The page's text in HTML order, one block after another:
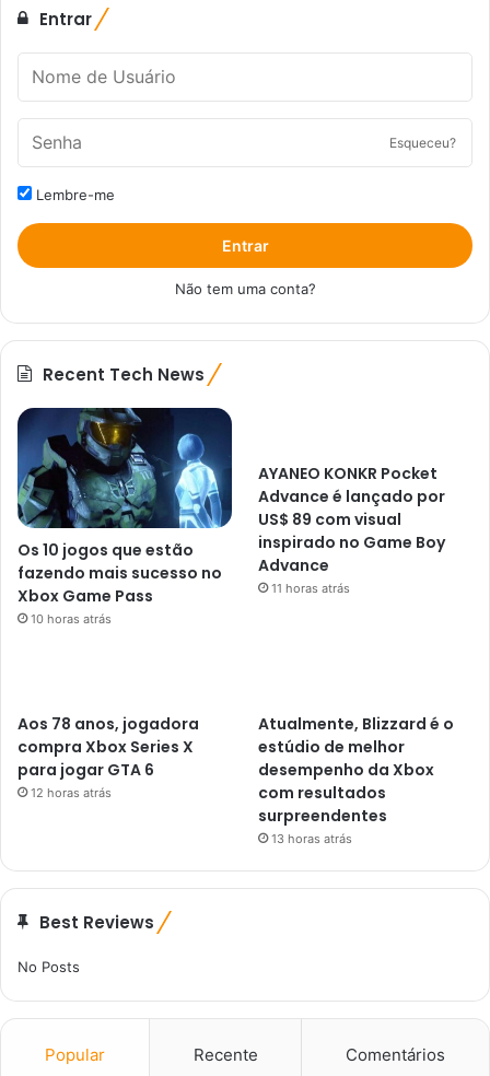
Entrar
Esqueceu?
Lembre-me
Entrar
Não tem uma conta?
Recent Tech News
Os 10 jogos que estão
fazendo mais sucesso no
Xbox Game Pass
10 horas atrás
AYANEO KONKR Pocket
Advance é lançado por
US$ 89 com visual
inspirado no Game Boy
Advance
11 horas atrás
Aos 78 anos, jogadora
compra Xbox Series X
para jogar GTA 6
12 horas atrás
Atualmente, Blizzard é o
estúdio de melhor
desempenho da Xbox
com resultados
surpreendentes
13 horas atrás
Best Reviews
No Posts
Popular Recente Comentários